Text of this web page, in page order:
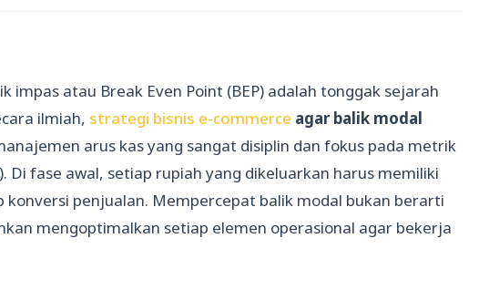
impas atau Break Even Point (BEP) adalah tonggak sejarah
ilmiah, strategi bisnis e-commerce agar balik modal
arus kas yang sangat disiplin dan fokus pada metrik
Di fase awal, setiap rupiah yang dikeluarkan harus memiliki
konversi penjualan. Mempercepat balik modal bukan berarti
mengoptimalkan setiap elemen operasional agar bekerja